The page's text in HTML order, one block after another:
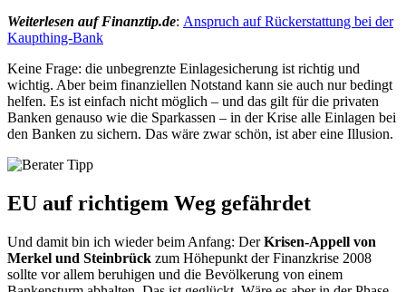
Weiterlesen auf Finanztip.de: Anspruch auf Rückerstattung bei der
Kaupthing-Bank
Keine Frage: die unbegrenzte Einlagesicherung ist richtig und
wichtig. Aber beim finanziellen Notstand kann sie auch nur bedingt
helfen. Es ist einfach nicht möglich – und das gilt für die privaten
Banken genauso wie die Sparkassen – in der Krise alle Einlagen bei
den Banken zu sichern. Das wäre zwar schön, ist aber eine Illusion.
EU auf richtigem Weg gefährdet
Und damit bin ich wieder beim Anfang: DerKrisen-Appell von
Merkel und Steinbrück zum Höhepunkt der Finanzkrise 2008
sollte vor allem beruhigen und die Bevölkerung von einem